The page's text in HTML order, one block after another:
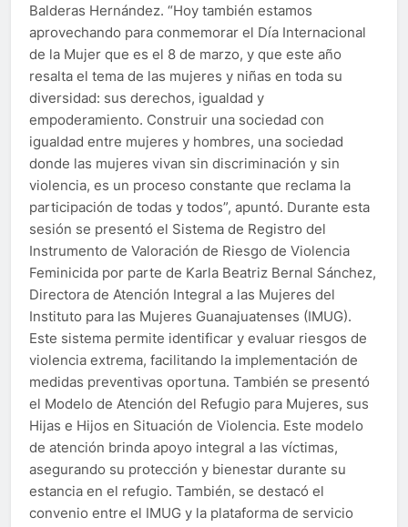
Balderas Hernández. “Hoy también estamos
aprovechando para conmemorar el Día Internacional
de la Mujer que es el 8 de marzo, y que este año
resalta el tema de las mujeres y niñas en toda su
diversidad: sus derechos, igualdad y
empoderamiento. Construir una sociedad con
igualdad entre mujeres y hombres, una sociedad
donde las mujeres vivan sin discriminación y sin
violencia, es un proceso constante que reclama la
participación de todas y todos”, apuntó. Durante esta
sesión se presentó el Sistema de Registro del
Instrumento de Valoración de Riesgo de Violencia
Feminicida por parte de Karla Beatriz Bernal Sánchez,
Directora de Atención Integral a las Mujeres del
Instituto para las Mujeres Guanajuatenses (IMUG).
Este sistema permite identificar y evaluar riesgos de
violencia extrema, facilitando la implementación de
medidas preventivas oportuna. También se presentó
el Modelo de Atención del Refugio para Mujeres, sus
Hijas e Hijos en Situación de Violencia. Este modelo
de atención brinda apoyo integral a las víctimas,
asegurando su protección y bienestar durante su
estancia en el refugio. También, se destacó el
convenio entre el IMUG y la plataforma de servicio